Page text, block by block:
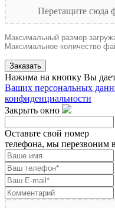
Перетащите сюда
Максимальный размер
Максимальное количество
Заказать
Нажима на кнопку Вы
Ваших персональных
конфиденциальности
Закрыть окно
Оставьте свой номер
телефона, мы перезвоним